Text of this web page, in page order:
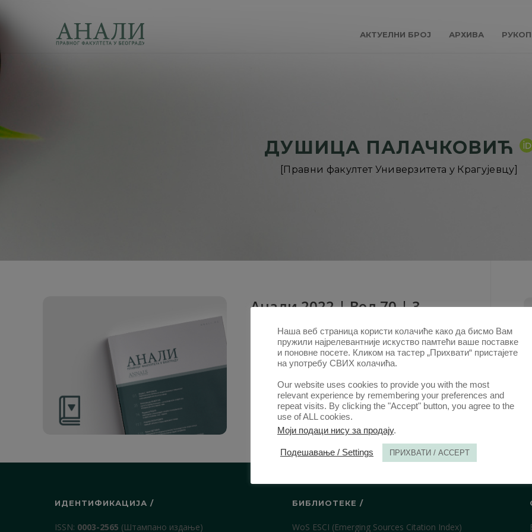
АКТУЕЛНИ БРОЈ АРХИВА
ДУШИЦА ПАЛАЧКОВИЋ
[Правни факултет Универзитета у Крагујевцу]
Анали 2022 | Вол 70 | 3
Радови овог аутора у овој свесци
Несагласност родитеља о промени
пребивалишта детета – процесноправне
дилеме и могућа решења. (Сажетак)
28. СЕП. 2022.
ИДЕНТИФИКАЦИЈА /
ISSN: 0003-2565 (Штампано издање)
БИБЛИОТЕКЕ /
WoS ESCI (Emerging Sources Citation Index)
Наша веб страница користи колачиће како да бисмо Вам
пружили најрелевантније искуство памтећи ваше поставке
и поновне посете. Кликом на тастер „Прихвати“ пристајете
на употребу СВИХ колачића.
Our website uses cookies to provide you with the most
relevant experience by remembering your preferences and
repeat visits. By clicking the "Accept" button, you agree to the
use of ALL cookies.
Моји подаци нису за продају.
Подешавање / Settings ПРИХВАТИ / ACCEPT